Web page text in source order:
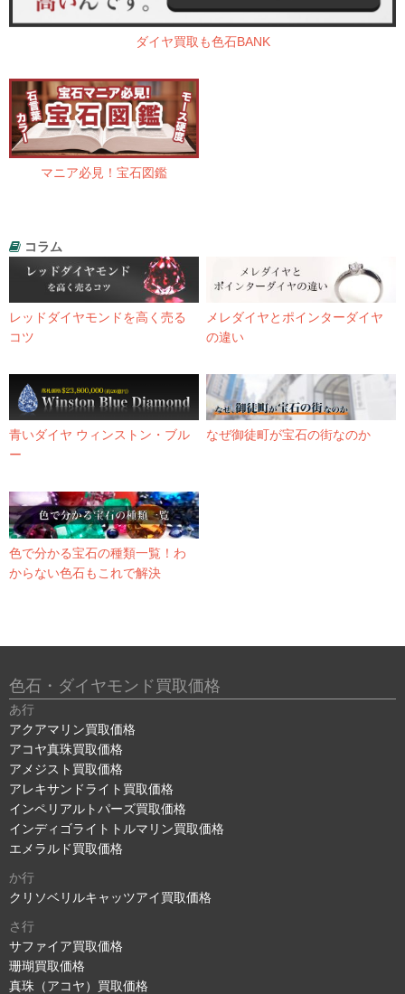
ダイヤ買取も色石BANK
マニア必見！宝石図鑑
コラム
レッドダイヤモンドを高く売る
コツ
メレダイヤとポインターダイヤ
の違い
青いダイヤ ウィンストン・ブル
ー
なぜ御徒町が宝石の街なのか
色で分かる宝石の種類一覧！わ
からない色石もこれで解決
色石・ダイヤモンド買取価格
あ行
アクアマリン買取価格
アコヤ真珠買取価格
アメジスト買取価格
アレキサンドライト買取価格
インペリアルトパーズ買取価格
インディゴライトトルマリン買取価格
エメラルド買取価格
か行
クリソベリルキャッツアイ買取価格
さ行
サファイア買取価格
珊瑚買取価格
真珠（アコヤ）買取価格